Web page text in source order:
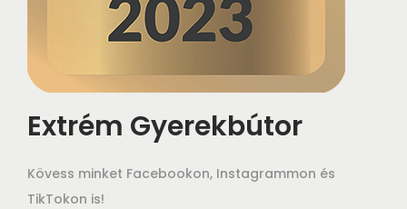
Extrém Gyerekbútor
Kövess minket Facebookon, Instagrammon és
TikTokon is!